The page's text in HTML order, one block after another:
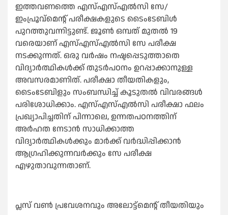
ഇത്തവണത്തെ എസ്‌എസ്‌എല്‍സി സേ/
ഇംപ്രൂവ്‌മെന്റ് പരീക്ഷകളുടെ ടൈംടേബിള്‍
പുറത്തുവന്നിട്ടുണ്ട്. ജൂണ്‍ ഒമ്പത് മുതല്‍ 19
വരെയാണ് എസ്‌എസ്‌എല്‍സി സേ പരീക്ഷ
നടക്കുന്നത്. ഒരു വർഷം നഷ്ടപ്പെടുത്താതെ
വിദ്യാർത്ഥികള്‍ക്ക് തുടർപഠനം ഉറപ്പാക്കാനുള്ള
അവസരമാണിത്. പരീക്ഷാ തീയതികളും,
ടൈംടേബിളും സംബന്ധിച്ച്‌ കൂടുതല്‍ വിവരങ്ങള്‍
പരിശോധിക്കാം. എസ്‌എസ്‌എല്‍സി പരീക്ഷാ ഫലം
പ്രഖ്യാപിച്ചതിന് പിന്നാലെ, ഉന്നതപഠനത്തിന്
അർഹത നേടാൻ സാധിക്കാത്ത
വിദ്യാർത്ഥികള്‍ക്കും മാർക്ക് വർദ്ധിപ്പിക്കാൻ
ആഗ്രഹിക്കുന്നവർക്കും സേ പരീക്ഷ
എഴുതാവുന്നതാണ്.
പ്ലസ് വണ്‍ പ്രവേശനവും അലോട്ട്മെൻ്റ് തീയതിയും